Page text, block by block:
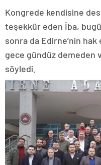
Kongrede kendisine
teşekkür eden İba,
sonra da Edirne’nin
gece gündüz demeden
söyledi.